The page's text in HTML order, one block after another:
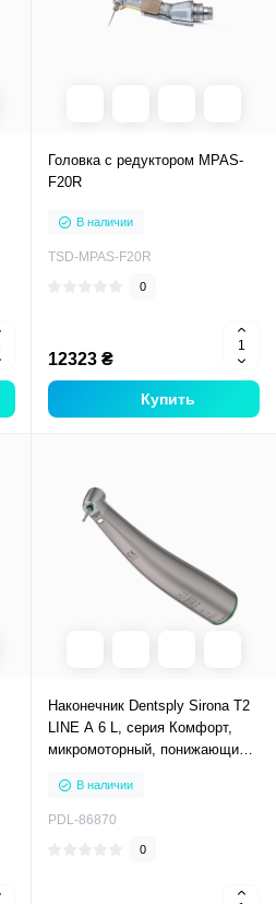
Головка с редуктором MPAS-
F20R
В наличии
TSD-MPAS-F20R
0
12323 ₴
Купить
Наконечник Dentsply Sirona T2
LINE A 6 L, серия Комфорт,
микромоторный, понижающий,
зеленая маркировка, для
инструментов WB (D-2,35мм)
В наличии
PDL-86870
0